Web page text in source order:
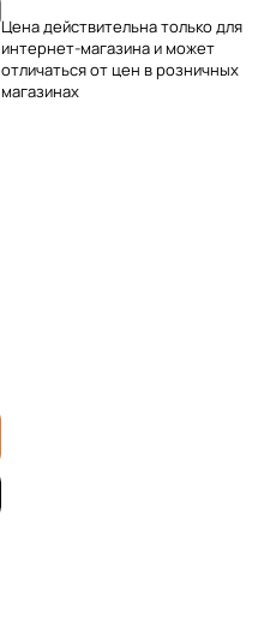
Цена действительна только для
интернет-магазина и может
отличаться от цен в розничных
магазинах